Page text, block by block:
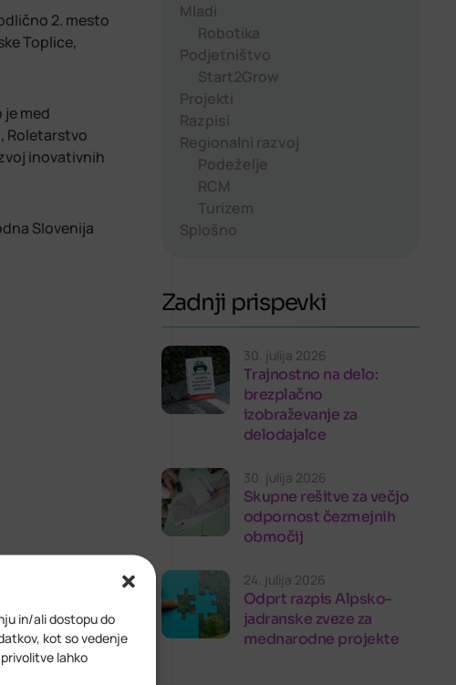
in/ali dostopu do
kot so vedenje
lahko
2. mesto
Toplice,
med
Roletarstvo
inovativnih
Slovenija
Regionalni razvoj
Mladi
Robotika
Podjetništvo
Start2Grow
Projekti
Razpisi
Regionalni razvoj
Podeželje
RCM
Turizem
Splošno
Zadnji prispevki
30. julija 2026
Trajnostno na delo:
brezplačno
izobraževanje za
delodajalce
30. julija 2026
Skupne rešitve za večjo
odpornost čezmejnih
območij
24. julija 2026
Odprt razpis Alpsko-
jadranske zveze za
mednarodne projekte